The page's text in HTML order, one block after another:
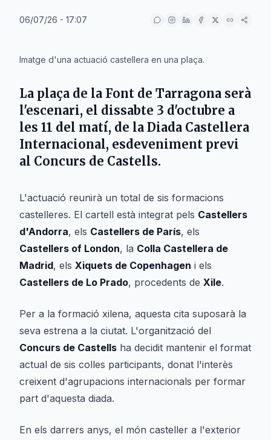
06/07/26 - 17:07
Imatge d'una actuació castellera en una plaça.
La plaça de la Font de Tarragona serà
l'escenari, el dissabte 3 d'octubre a
les 11 del matí, de la Diada Castellera
Internacional, esdeveniment previ
al Concurs de Castells.
L'actuació reunirà un total de sis formacions
castelleres. El cartell està integrat pels Castellers
d'Andorra, els Castellers de París, els
Castellers of London, la Colla Castellera de
Madrid, els Xiquets de Copenhagen i els
Castellers de Lo Prado, procedents de Xile.
Per a la formació xilena, aquesta cita suposarà la
seva estrena a la ciutat. L'organització del
Concurs de Castells ha decidit mantenir el format
actual de sis colles participants, donat l'interès
creixent d'agrupacions internacionals per formar
part d'aquesta diada.
En els darrers anys, el món casteller a l'exterior